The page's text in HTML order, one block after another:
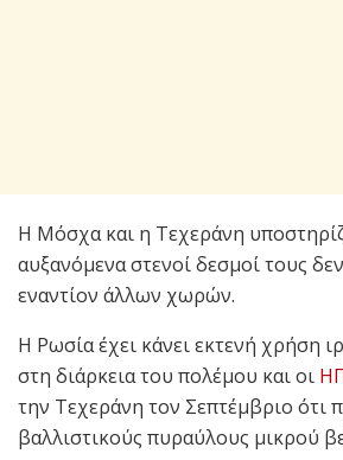
Η Μόσχα και η Τεχεράνη
αυξανόμενα στενοί δεσμοί τους
εναντίον άλλων χωρών.
Η Ρωσία έχει κάνει εκτενή χρήση
στη διάρκεια του πολέμου και οι
την Τεχεράνη τον Σεπτέμβριο ότι
βαλλιστικούς πυραύλους μικρού